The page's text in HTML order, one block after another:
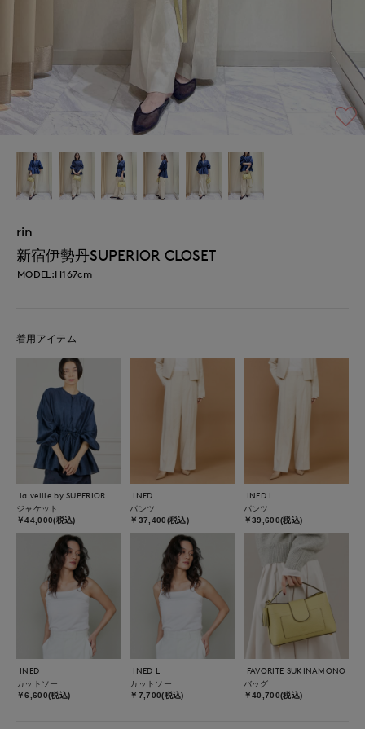
rin
新宿伊勢丹SUPERIOR CLOSET
MODEL:H167cm
着用アイテム
ジャケット
￥44,000(税込)
INED
パンツ
￥37,400(税込)
INED L
パンツ
￥39,600(税込)
INED
カットソー
￥6,600(税込)
INED L
カットソー
￥7,700(税込)
FAVORITE SUKINAMONO
バッグ
￥40,700(税込)